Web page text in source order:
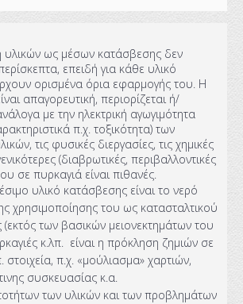
υλικών ως μέσων κατάσβεσης δεν
επειδή για κάθε υλικό
ορισμένα όρια εφαρμογής του. Η
απαγορευτική, περιορίζεται ή/
με την ηλεκτρική αγωγιμότητα
π.χ. τοξικότητα) των
τις φυσικές διεργασίες, τις χημικές
(διαβρωτικές, περιβαλλοντικές
σε πυρκαγιά είναι πιθανές.
υλικό κατάσβεσης είναι το νερό
χρησιμοποίησης του ως κατασταλτικού
των βασικών μειονεκτημάτων του
κ.λπ. είναι η πρόκληση ζημιών σε
στοιχεία, π.χ. «μούλιασμα» χαρτιών,
συσκευασίας κ.α.
των υλικών και των προβλημάτων